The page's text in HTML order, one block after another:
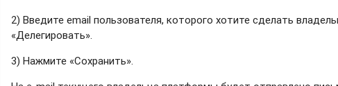
2) Введите email пользователя, которого хотите сделать
«Делегировать».
3) Нажмите «Сохранить».